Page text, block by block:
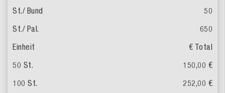
50
650
€ Total
150,00 €
252,00 €